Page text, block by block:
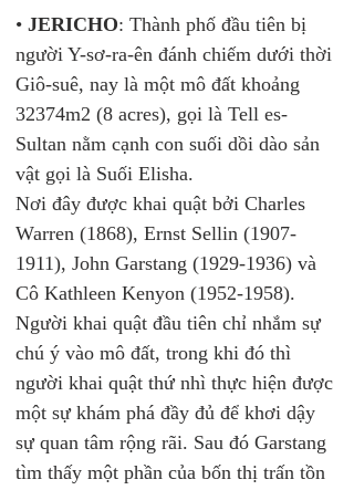
• JERICHO: Thành phố đầu tiên bị
người Y-sơ-ra-ên đánh chiếm dưới thời
Giô-suê, nay là một mô đất khoảng
32374m2 (8 acres), gọi là Tell es-
Sultan nằm cạnh con suối dồi dào sản
vật gọi là Suối Elisha.
Nơi đây được khai quật bởi Charles
Warren (1868), Ernst Sellin (1907-
1911), John Garstang (1929-1936) và
Cô Kathleen Kenyon (1952-1958).
Người khai quật đầu tiên chỉ nhắm sự
chú ý vào mô đất, trong khi đó thì
người khai quật thứ nhì thực hiện được
một sự khám phá đầy đủ để khơi dậy
sự quan tâm rộng rãi. Sau đó Garstang
tìm thấy một phần của bốn thị trấn tồn